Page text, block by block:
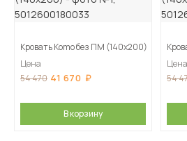
Кровать Komo без ПМ (140х200)
Цена
54 470 41 670
В корзину
Цена
54